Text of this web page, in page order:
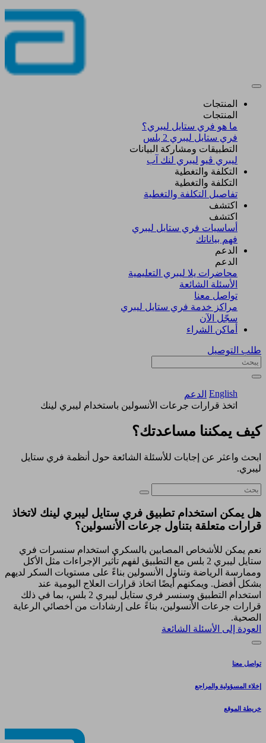
المنتجات
المنتجات
ما هو فري ستايل ليبري؟
فري ستايل ليبري 2 بلس​
التطبيقات ومشاركة البيانات
ليبري ڤيو ليبري لنك آب
التكلفة والتغطية
التكلفة والتغطية
تفاصيل التكلفة والتغطية
اكتشف​
اكتشف​
أساسيات فري ستايل ليبري
فهم بياناتك
الدعم
الدعم
محاضرات يلا ليبري التعليمية
الأسئلة الشائعة
تواصل معنا
مراكز خدمة فري ستايل ليبري
سجّل الآن​
أماكن الشراء
طلب التوصيل
English الدعم
اتخذ قرارات جرعات الأنسولين باستخدام ليبري لينك
كيف يمكننا مساعدتك؟
ابحث واعثر عن إجابات للأسئلة الشائعة حول أنظمة فري ستايل
ليبري.
هل يمكن استخدام تطبيق فري ستايل ليبري لينك لاتخاذ
قرارات متعلقة بتناول جرعات الأنسولين؟
نعم يمكن للأشخاص المصابين بالسكري استخدام سنسرات فري
ستايل ليبري 2 بلس مع التطبيق لفهم تأثير الإجراءات مثل الأكل
وممارسة الرياضة وتناول الأنسولين بناءً على مستويات السكر لديهم
بشكل أفضل. ويمكنهم أيضًا اتخاذ قرارات العلاج اليومية عند
استخدام التطبيق وسنسر فري ستايل ليبري 2 بلس، بما في ذلك
قرارات جرعات الأنسولين، بناءً على إرشادات من أخصائي الرعاية
الصحية.
العودة إلى الأسئلة الشائعة
تواصل معنا
إخلاء المسؤولية والمراجع
خريطة الموقع